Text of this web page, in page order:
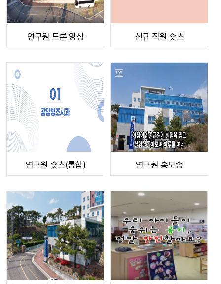
연구원 드론 영상 신규 직원 숏츠
연구원 숏츠(통합) 연구원 홍보송